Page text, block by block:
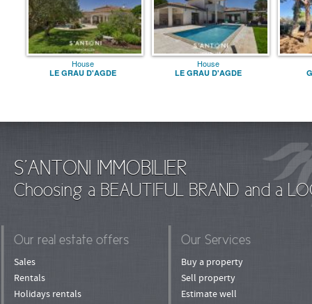
House
LE GRAU D'AGDE
House
LE GRAU D'AGDE
S'ANTONI IMMOBILIER
Choosing a BEAUTIFUL BRAND and a
Our real estate offers
Sales
Rentals
Holidays rentals
Our Services
Buy a property
Sell property
Estimate well